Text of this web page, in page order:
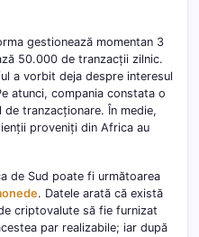
gestionează momentan 3
50.000 de tranzacții zilnic.
a vorbit deja despre interesul
atunci, compania constata o
tranzacționare. În medie,
proveniți din Africa au
de Sud poate fi următoarea
. Datele arată că există
criptovalute să fie furnizat
par realizabile; iar după